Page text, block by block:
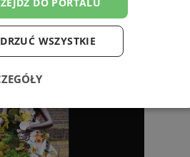
WSZYSTKIE
Wydajność Targetowanie